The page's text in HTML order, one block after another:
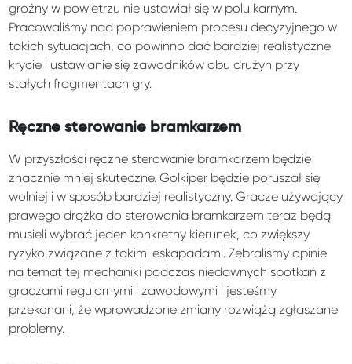
groźny w powietrzu nie ustawiał się w polu karnym.
Pracowaliśmy nad poprawieniem procesu decyzyjnego w
takich sytuacjach, co powinno dać bardziej realistyczne
krycie i ustawianie się zawodników obu drużyn przy
stałych fragmentach gry.
Ręczne sterowanie bramkarzem
W przyszłości ręczne sterowanie bramkarzem będzie
znacznie mniej skuteczne. Golkiper będzie poruszał się
wolniej i w sposób bardziej realistyczny. Gracze używający
prawego drążka do sterowania bramkarzem teraz będą
musieli wybrać jeden konkretny kierunek, co zwiększy
ryzyko związane z takimi eskapadami. Zebraliśmy opinie
na temat tej mechaniki podczas niedawnych spotkań z
graczami regularnymi i zawodowymi i jesteśmy
przekonani, że wprowadzone zmiany rozwiążą zgłaszane
problemy.